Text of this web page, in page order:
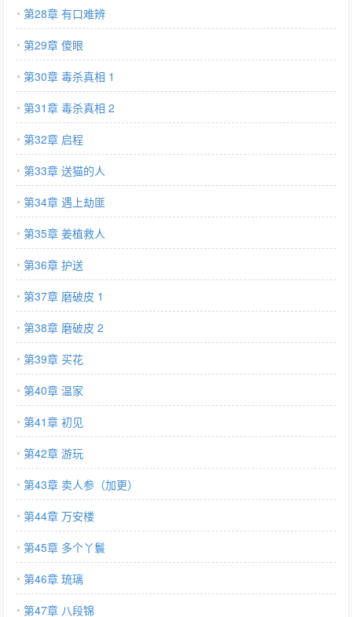
第28章 有口难辨
第29章 傻眼
第30章 毒杀真相 1
第31章 毒杀真相 2
第32章 启程
第33章 送猫的人
第34章 遇上劫匪
第35章 姜植救人
第36章 护送
第37章 磨破皮 1
第38章 磨破皮 2
第39章 买花
第40章 温家
第41章 初见
第42章 游玩
第43章 卖人参（加更）
第44章 万安楼
第45章 多个丫鬟
第46章 琉璃
第47章 八段锦